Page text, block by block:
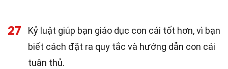
27
Kỷ luật giúp bạn giáo dục con cái tốt hơn, vì bạn
biết cách đặt ra quy tắc và hướng dẫn con cái
tuân thủ.